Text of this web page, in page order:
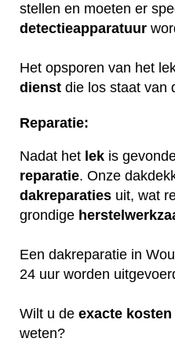
stellen en moeten er
detectieapparatuur
Het opsporen van het
dienst die los staat van
Reparatie:
Nadat het lek is
reparatie. Onze
dakreparaties uit, wat
grondige
Een dakreparatie in
24 uur worden
Wilt u de exacte kosten
weten?